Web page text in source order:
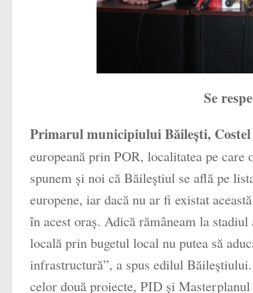
Se
Primarul municipiului Băileşti,
europeană prin POR, localitatea pe care
spunem şi noi că Băileştiul se află pe
europene, iar dacă nu ar fi existat
în acest oraş. Adică rămâneam la
locală prin bugetul local nu putea să
infrastructură”, a spus edilul
celor două proiecte, PID şi